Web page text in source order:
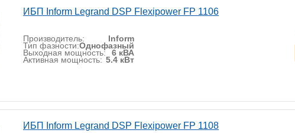
ИБП Inform Legrand DSP Flexipower FP 1106
Производитель: Inform
Тип фазности:Однофазный
Выходная мощность: 6 кВА
Активная мощность: 5.4 кВт
ИБП Inform Legrand DSP Flexipower FP 1108